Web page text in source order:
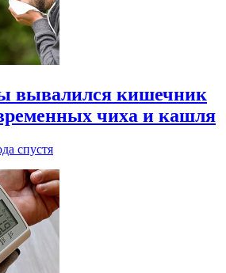
вывалился кишечник
чиха и кашля
спустя